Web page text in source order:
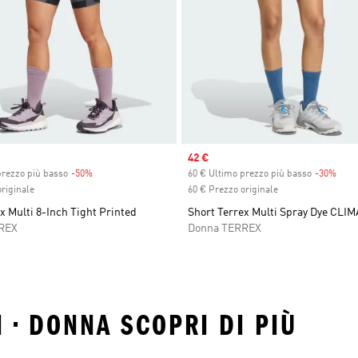
più basso -50%Discount
Multi 8-Inch Tight Printed
Sale price
42 €
60 € Ultimo prezzo più basso -30%
60 € Prezzo originale
Short Terrex Multi Spray Dye
Donna TERREX
• DONNA SCOPRI DI PIÙ